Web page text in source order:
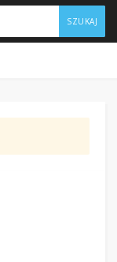
SZUKAJ